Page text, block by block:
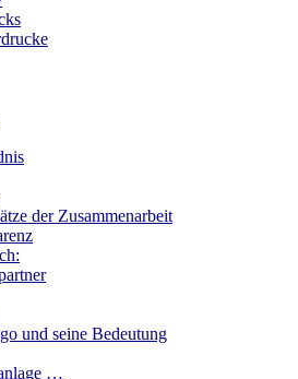
der Zusammenarbeit
und seine Bedeutung
…